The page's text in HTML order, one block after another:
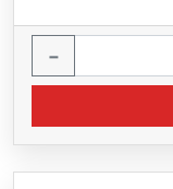
−